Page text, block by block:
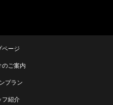
ページ
のご案内
プラン
フ紹介